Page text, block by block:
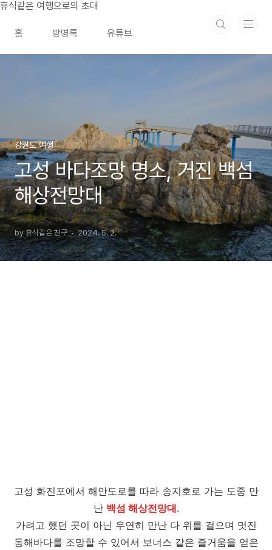
본문 바로가기
휴식같은 여행으로의 초대
홈 방명록 유튜브
강원도 여행
고성 바다조망 명소, 거진 백섬
해상전망대
by 휴식같은 친구 2024. 5. 2.
고성 화진포에서 해안도로를 따라 송지호로 가는 도중 만
난 백섬 해상전망대.
가려고 했던 곳이 아닌 우연히 만난 다 위를 걸으며 멋진
동해바다를 조망할 수 있어서 보너스 같은 즐거움을 얻은